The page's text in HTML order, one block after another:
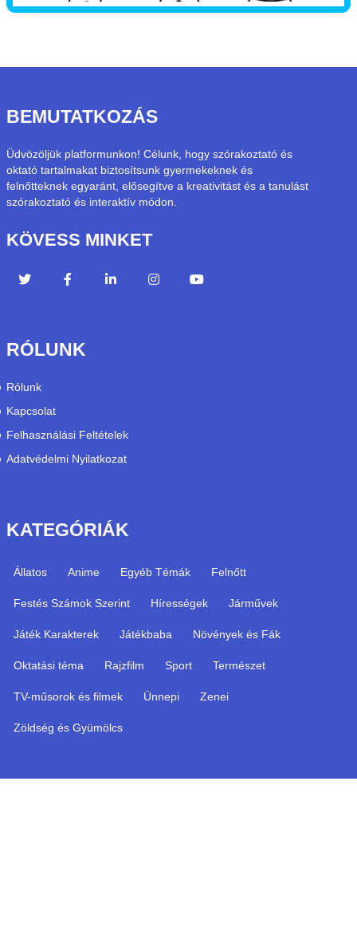
BEMUTATKOZÁS
Üdvözöljük platformunkon! Célunk, hogy szórakoztató és
oktató tartalmakat biztosítsunk gyermekeknek és
felnőtteknek egyaránt, elősegítve a kreativitást és a tanulást
szórakoztató és interaktív módon.
KÖVESS MINKET
RÓLUNK
Rólunk
Kapcsolat
Felhasználási Feltételek
Adatvédelmi Nyilatkozat
KATEGÓRIÁK
Állatos Anime Egyéb Témák Felnőtt
Festés Számok Szerint Hírességek Járművek
Játék Karakterek Játékbaba Növények és Fák
Oktatási téma Rajzfilm Sport Természet
TV-műsorok és filmek Ünnepi Zenei
Zöldség és Gyümölcs